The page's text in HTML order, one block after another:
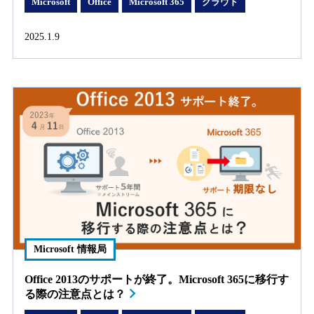
2025.1.9
Microsoft 情報局
Office 2013のサポートが終了。Microsoft 365に移行す
る際の注意点とは？